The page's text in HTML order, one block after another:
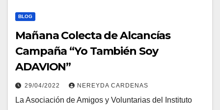
BLOG
Mañana Colecta de Alcancías
Campaña “Yo También Soy
ADAVION”
29/04/2022 NEREYDA CARDENAS
La Asociación de Amigos y Voluntarias del Instituto